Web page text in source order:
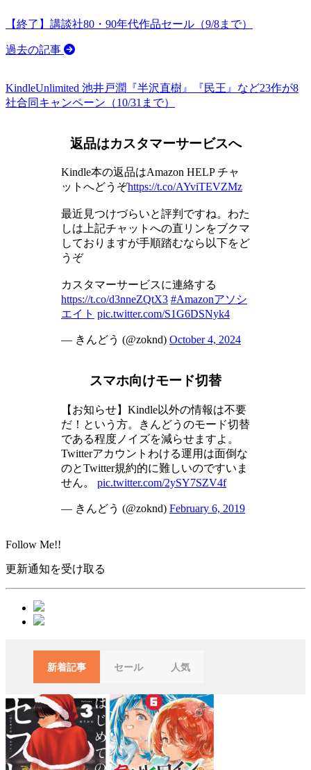
【終了】講談社80・90年代作品セール（9/8まで）
過去の記事
KindleUnlimited 池井戸潤『半沢直樹』『民王』など23作が8
社合同キャンペーン（10/31まで）
返品はカスタマーサービスへ
Kindle本の返品はAmazon HELP チャ
ットへどうぞhttps://t.co/AYviTEVZMz
最近見つけづらいと評判ですね。わた
しは上記チャットへの直リンをブクマ
しておりますが手順踏むなら以下をど
うぞ
カスタマーサービスに連絡する
https://t.co/d3nneZQtX3 #Amazonアソシ
エイト pic.twitter.com/S1G6DSNyk4
— きんどう (@zoknd) October 4, 2024
スマホ向けモード切替
【お知らせ】Kindle以外の情報は不要
だ！という方。きんどうのモード切替
である程度ノイズを減らせますよ。
Twitterアカウントわける運用は面倒な
のとTwitter規約的に難しいのですいま
せん。 pic.twitter.com/2ySY7SZV4f
— きんどう (@zoknd) February 6, 2019
Follow Me!!
更新通知を受け取る
新着記事 セール 人気